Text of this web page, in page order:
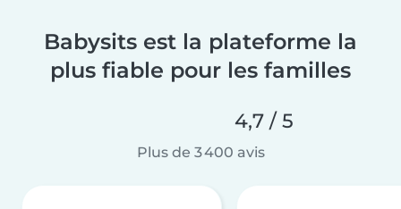
Babysits est la plateforme la
plus fiable pour les familles
4,7 / 5
Plus de 3 400 avis